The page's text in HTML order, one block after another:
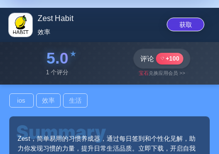
Zest Habit
效率
获取
5.0
1 个评分
评论 +100
宝石兑换应用会员 >>
ios 效率 生活
Zest，简单易用的习惯养成器，通过每日签到和个性化见解，助
力你发现习惯的力量，提升日常生活品质。立即下载，开启自我